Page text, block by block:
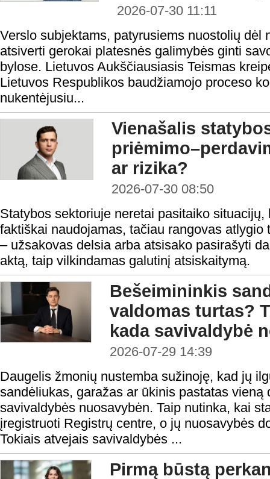
2026-07-30 11:11
Verslo subjektams, patyrusiems nuostolių dėl
atsiverti gerokai platesnės galimybės ginti
bylose. Lietuvos Aukščiausiasis Teismas
Lietuvos Respublikos baudžiamojo proceso
nukentėjusiu...
Vienašalis
ar rizika?
2026-07-30 08:50
Statybos sektoriuje neretai pasitaiko
faktiškai naudojamas, tačiau rangovas
– užsakovas delsia arba atsisako pasirašyti
aktą, taip vilkindamas galutinį atsiskaitymą.
Bešeimininkis
valdomas turtas?
kada savivaldybė
2026-07-29 14:39
Daugelis žmonių nustemba sužinoję, kad jų
sandėliukas, garažas ar ūkinis pastatas vieną
savivaldybės nuosavybėn. Taip nutinka, kai
įregistruoti Registrų centre, o jų nuosavybės
Tokiais atvejais savivaldybės ...
Pirmą būstą